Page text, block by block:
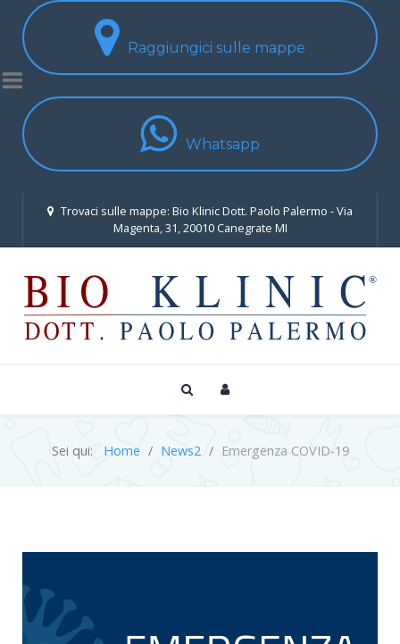
Raggiungici sulle mappe
Whatsapp
Trovaci sulle mappe: Bio Klinic Dott. Paolo Palermo - Via
Magenta, 31, 20010 Canegrate MI
Sei qui: Home News2 Emergenza COVID-19